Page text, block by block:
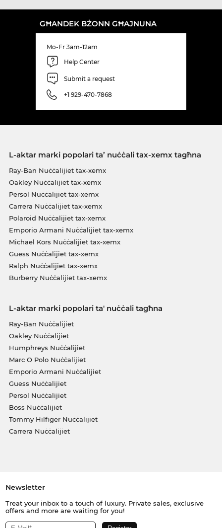
GĦANDEK BŻONN GĦAJNUNA
Mo-Fr 3am-12am
Help Center
Submit a request
+1 929-470-7868
L-aktar marki popolari ta’ nuċċali tax-xemx tagħna
Ray-Ban Nuċċalijiet tax-xemx
Oakley Nuċċalijiet tax-xemx
Persol Nuċċalijiet tax-xemx
Carrera Nuċċalijiet tax-xemx
Polaroid Nuċċalijiet tax-xemx
Emporio Armani Nuċċalijiet tax-xemx
Michael Kors Nuċċalijiet tax-xemx
Guess Nuċċalijiet tax-xemx
Ralph Nuċċalijiet tax-xemx
Burberry Nuċċalijiet tax-xemx
L-aktar marki popolari ta' nuċċali tagħna
Ray-Ban Nuċċalijiet
Oakley Nuċċalijiet
Humphreys Nuċċalijiet
Marc O Polo Nuċċalijiet
Emporio Armani Nuċċalijiet
Guess Nuċċalijiet
Persol Nuċċalijiet
Boss Nuċċalijiet
Tommy Hilfiger Nuċċalijiet
Carrera Nuċċalijiet
Newsletter
Treat your inbox to a touch of luxury. Private sales, exclusive
offers and more are waiting for you!